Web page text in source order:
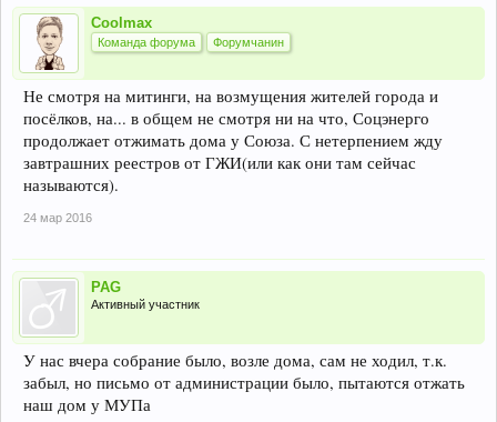
Coolmax
Команда форума Форумчанин
Не смотря на митинги, на возмущения жителей города и
посёлков, на... в общем не смотря ни на что, Соцэнерго
продолжает отжимать дома у Союза. С нетерпением жду
завтрашних реестров от ГЖИ(или как они там сейчас
называются).
24 мар 2016
PAG
Активный участник
У нас вчера собрание было, возле дома, сам не ходил, т.к.
забыл, но письмо от администрации было, пытаются отжать
наш дом у МУПа